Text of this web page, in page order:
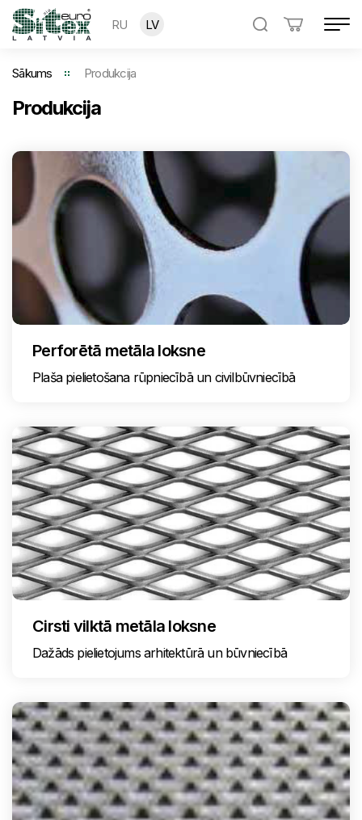
RU LV
Sākums Produkcija
Produkcija
Perforētā metāla loksne
Plaša pielietošana rūpniecībā un civilbūvniecībā
Cirsti vilktā metāla loksne
Dažāds pielietojums arhitektūrā un būvniecībā